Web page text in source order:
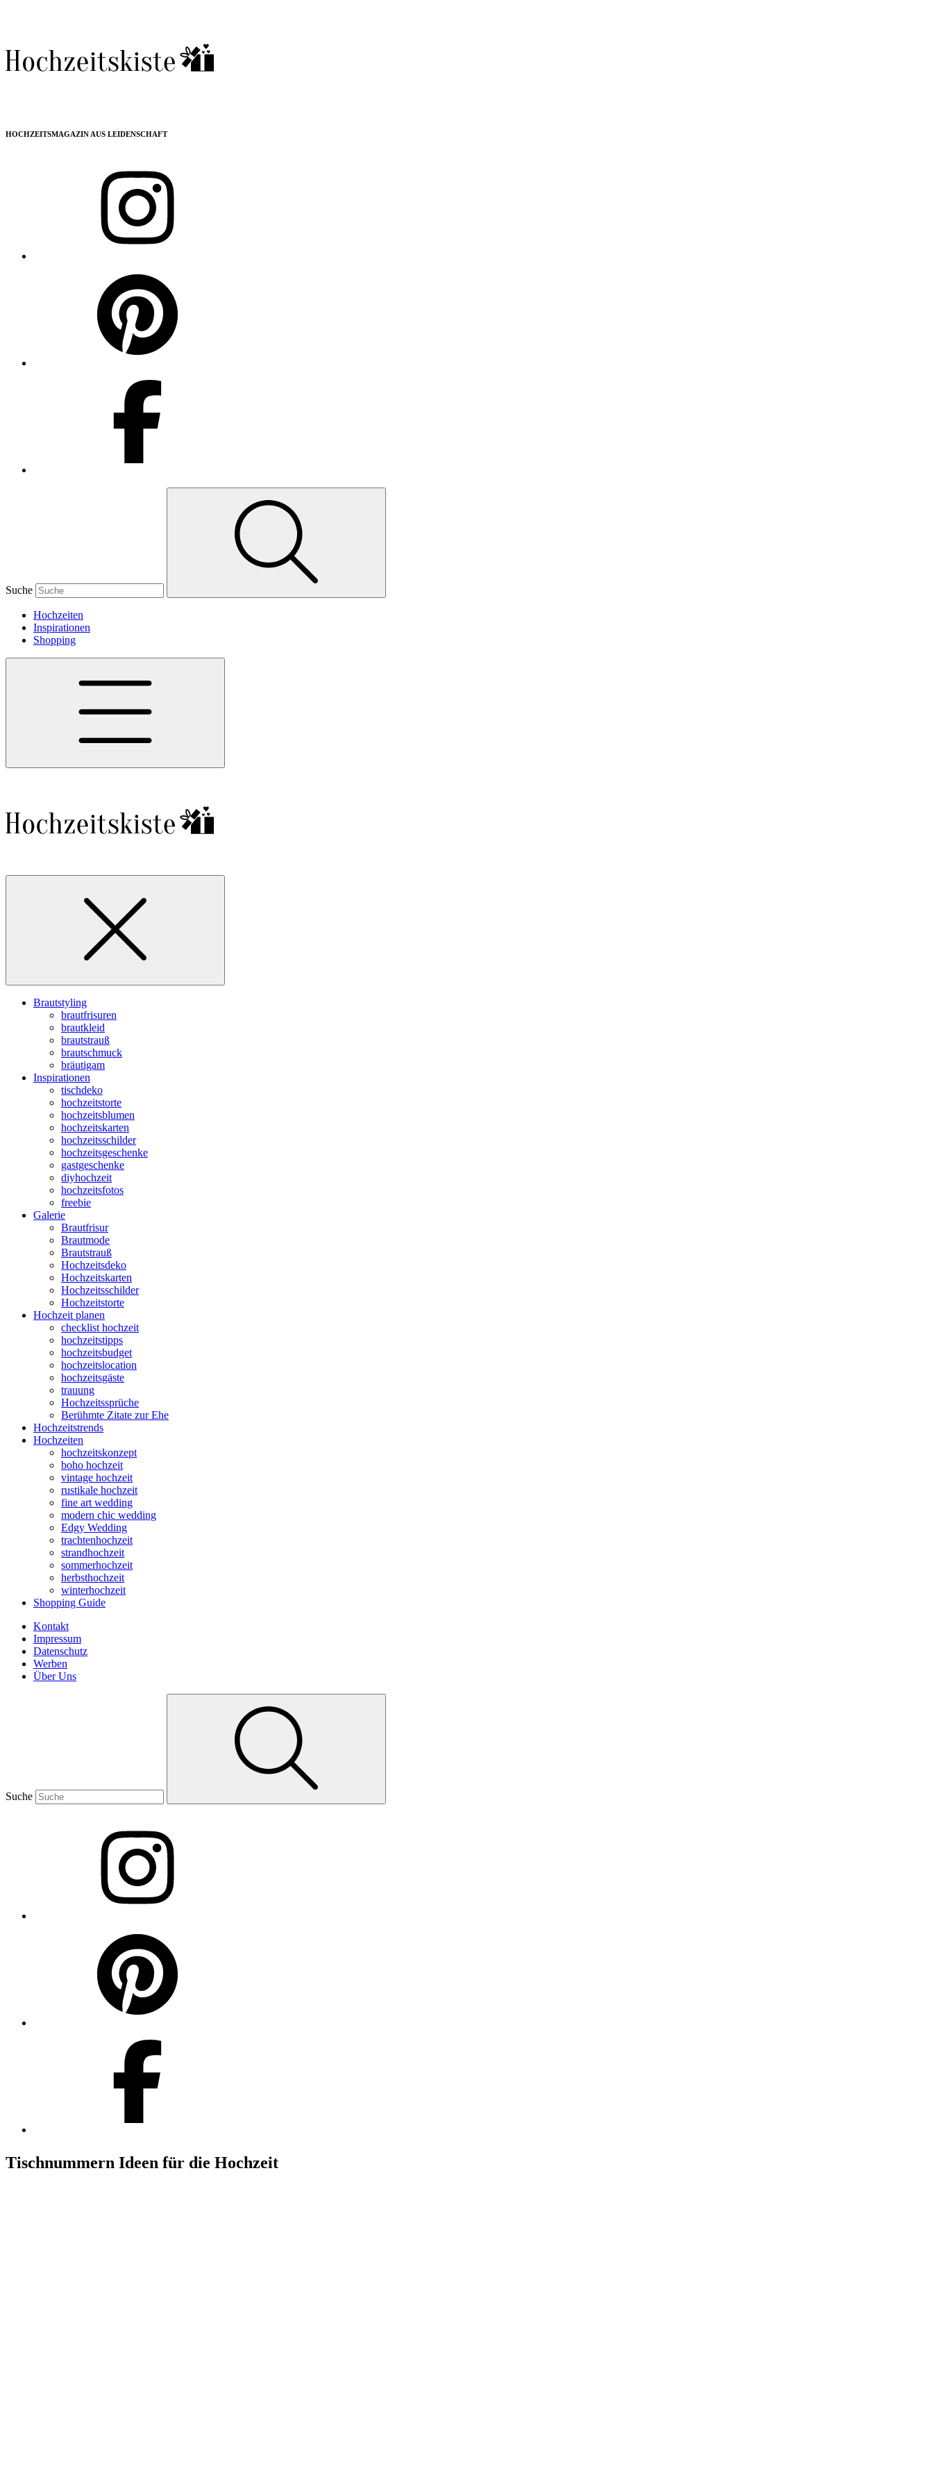
HOCHZEITSMAGAZIN AUS LEIDENSCHAFT
Suche
Hochzeiten
Inspirationen
Shopping
Brautstyling
brautfrisuren
brautkleid
brautstrauß
brautschmuck
bräutigam
Inspirationen
tischdeko
hochzeitstorte
hochzeitsblumen
hochzeitskarten
hochzeitsschilder
hochzeitsgeschenke
gastgeschenke
diyhochzeit
hochzeitsfotos
freebie
Galerie
Brautfrisur
Brautmode
Brautstrauß
Hochzeitsdeko
Hochzeitskarten
Hochzeitsschilder
Hochzeitstorte
Hochzeit planen
checklist hochzeit
hochzeitstipps
hochzeitsbudget
hochzeitslocation
hochzeitsgäste
trauung
Hochzeitssprüche
Berühmte Zitate zur Ehe
Hochzeitstrends
Hochzeiten
hochzeitskonzept
boho hochzeit
vintage hochzeit
rustikale hochzeit
fine art wedding
modern chic wedding
Edgy Wedding
trachtenhochzeit
strandhochzeit
sommerhochzeit
herbsthochzeit
winterhochzeit
Shopping Guide
Kontakt
Impressum
Datenschutz
Werben
Über Uns
Suche
Tischnummern Ideen für die Hochzeit